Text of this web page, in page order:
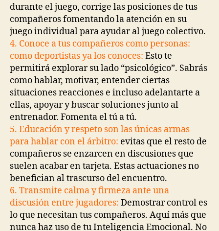
durante el juego, corrige las posiciones de tus
compañeros fomentando la atención en su
juego individual para ayudar al juego colectivo.
4. Conoce a tus compañeros como personas:
como deportistas ya los conoces: Esto te
permitirá explorar su lado “psicológico”. Sabrás
como hablar, motivar, entender ciertas
situaciones reacciones e incluso adelantarte a
ellas, apoyar y buscar soluciones junto al
entrenador. Fomenta el tú a tú.
5. Educación y respeto son las únicas armas
para hablar con el árbitro: evitas que el resto de
compañeros se enzarcen en discusiones que
suelen acabar en tarjeta. Estas actuaciones no
benefician al trascurso del encuentro.
6. Transmite calma y firmeza ante una
discusión entre jugadores: Demostrar control es
lo que necesitan tus compañeros. Aquí más que
nunca haz uso de tu Inteligencia Emocional. No